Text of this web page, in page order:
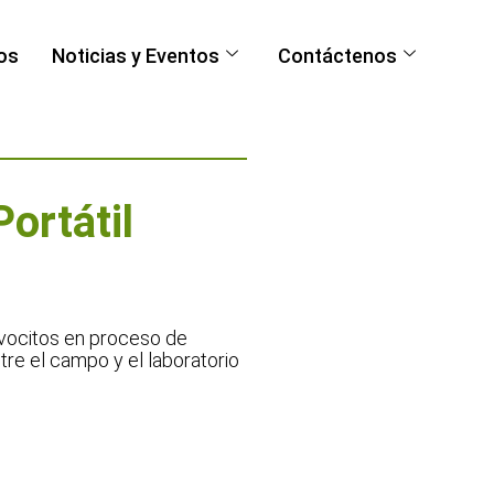
Noticias y Eventos Contáctenos
en proceso de
el campo y el laboratorio